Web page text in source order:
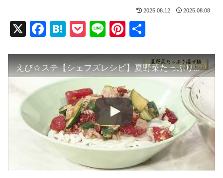
2025.08.12 2025.08.08
X
F
c
e
b
o
k
H
e
n
a
P
ck
et
Li
e
Pi
er
e
st
えび☆ステ【シェフズレシピ】夏野菜たっぷり混ぜ麺 by 渡部 恵美